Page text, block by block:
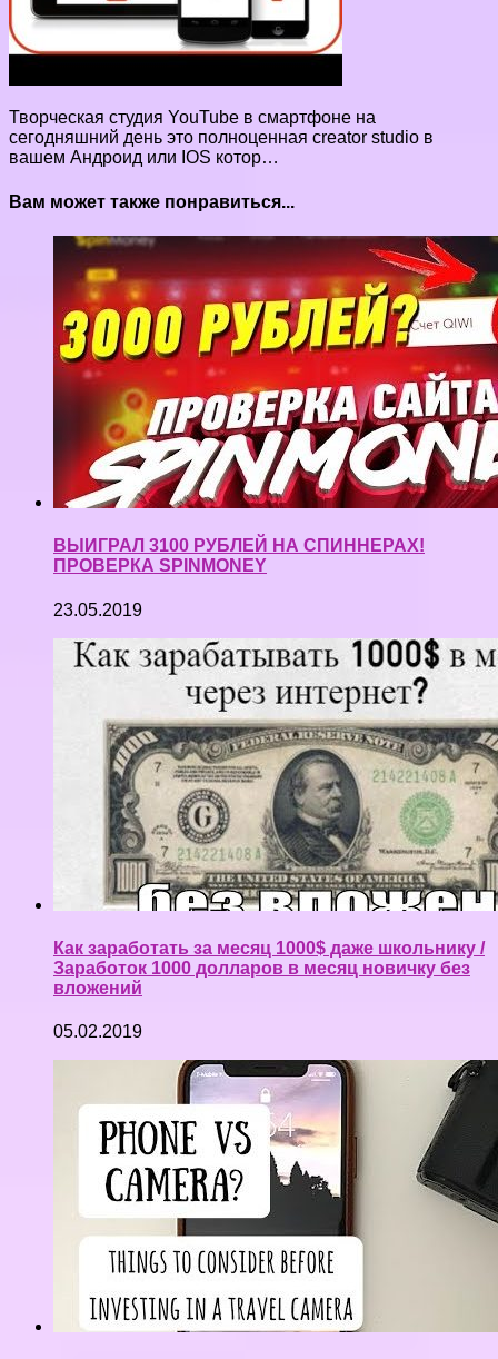
Творческая студия YouTube в смартфоне на
сегодняшний день это полноценная creator studio в
вашем Андроид или IOS котор…
Вам может также понравиться...
ВЫИГРАЛ 3100 РУБЛЕЙ НА СПИННЕРАХ!
ПРОВЕРКА SPINMONEY
23.05.2019
Как заработать за месяц 1000$ даже школьнику /
Заработок 1000 долларов в месяц новичку без
вложений
05.02.2019